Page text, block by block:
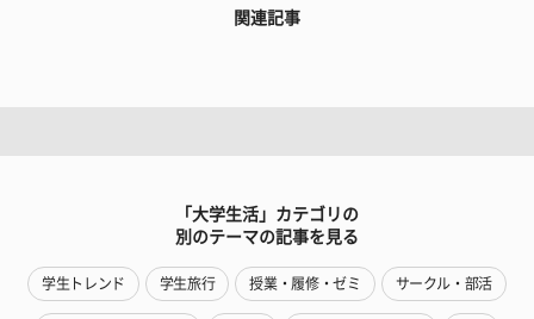
関連記事
「大学生活」カテゴリの
別のテーマの記事を見る
学生トレンド 学生旅行 授業・履修・ゼミ サークル・部活